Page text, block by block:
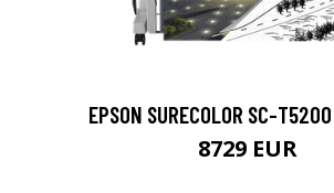
EPSON SURECOLOR SC-
8729 EUR